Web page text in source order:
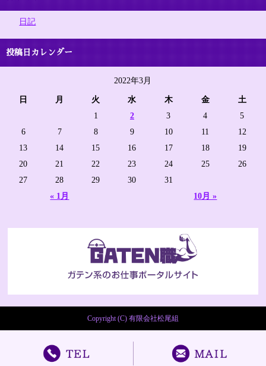
日記
投稿日カレンダー
2022年3月
日 月 火 水 木 金 土
« 1月 10月 »
1 2 3 4
5
6
7 8 9 10 11
12
13
14 15 16 17 18
19
20
21 22 23 24 25
26
27
28 29 30 31
Copyright (C) 有限会社松尾組